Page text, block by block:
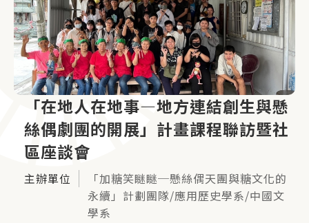
「在地人在地事—地方連結創生與懸
絲偶劇團的開展」計畫課程聯訪暨社
區座談會
主辦單位
「加糖笑瞇瞇─懸絲偶天團與糖文化的
永續」計劃團隊/應用歷史學系/中國文
學系